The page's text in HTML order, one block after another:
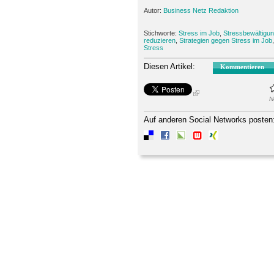
Autor: Business Netz Redaktion
Stichworte: Stress im Job
reduzieren Strategien gegen Stress im Job
Stress
Diesen Artikel: Kommentieren
Auf anderen Social Networks